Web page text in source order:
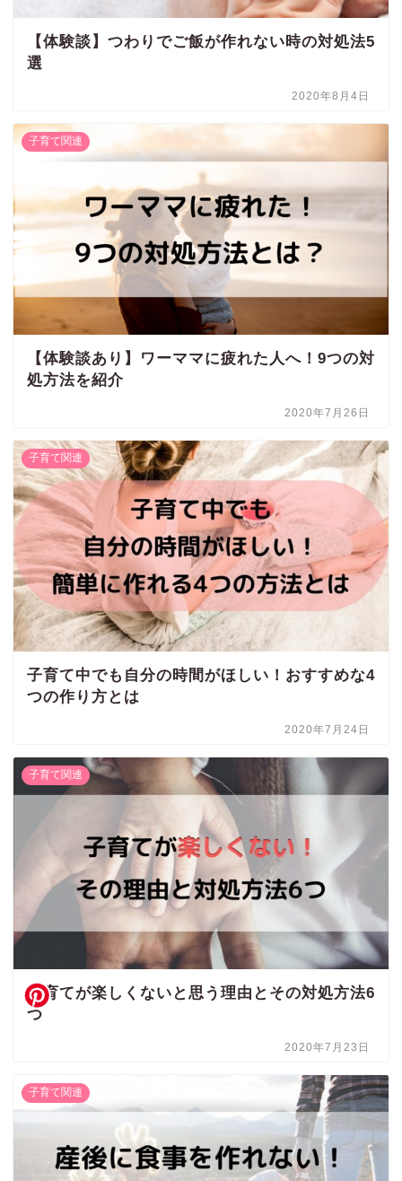
【体験談】つわりでご飯が作れない時の対処法5
選
2020年8月4日
子育て関連
【体験談あり】ワーママに疲れた人へ！9つの対
処方法を紹介
2020年7月26日
子育て関連
子育て中でも自分の時間がほしい！おすすめな4
つの作り方とは
2020年7月24日
子育て関連
子育てが楽しくないと思う理由とその対処方法6
つ
2020年7月23日
子育て関連